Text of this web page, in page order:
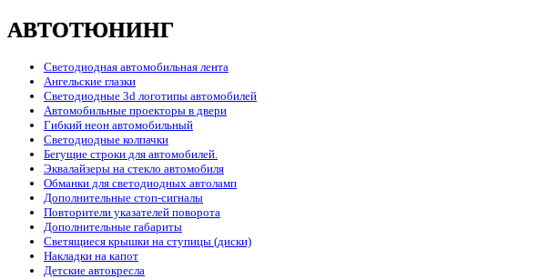
АВТОТЮНИНГ
Светодиодная автомобильная лента
Ангельские глазки
Светодиодные 3d логотипы автомобилей
Автомобильные проекторы в двери
Гибкий неон автомобильный
Светодиодные колпачки
Бегущие строки для автомобилей.
Эквалайзеры на стекло автомобиля
Обманки для светодиодных автоламп
Дополнительные стоп-сигналы
Повторители указателей поворота
Дополнительные габариты
Светящиеся крышки на ступицы (диски)
Накладки на капот
Детские автокресла